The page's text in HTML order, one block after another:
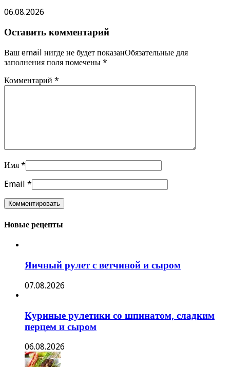
06.08.2026
Оставить комментарий
Ваш email нигде не будет показанОбязательные для
заполнения поля помечены *
Комментарий *
Имя *
Email *
Новые рецепты
Яичный рулет с ветчиной и сыром
07.08.2026
Куриные рулетики со шпинатом, сладким
перцем и сыром
06.08.2026